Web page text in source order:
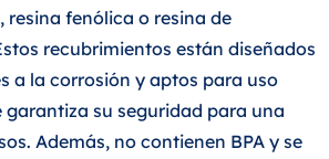
resina fenólica o resina de
recubrimientos están diseñados
a la corrosión y aptos para uso
su seguridad para una
Además, no contienen BPA y se